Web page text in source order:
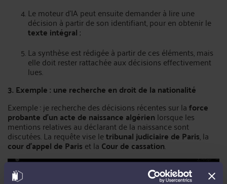
Le moteur d’IA peut ensuite demander à lire une
décision à partir de son identifiant, pour en obtenir le
texte intégral;
La synthèse est rédigée à partir de ces éléments, mais
elle doit rester rattachée aux décisions effectivement
lues.
3. Exemple : une recherche en droit de la nationalité
Exemple : je recherche des décisions récentes sur laforce
probante d'un acte de naissance algérien lorsque les
mentions relatives au déclarant de la naissance sont
discutées. La requête vise letribunal judiciaire de Paris, la
cour d'appel de Paris et la Cour de cassation.